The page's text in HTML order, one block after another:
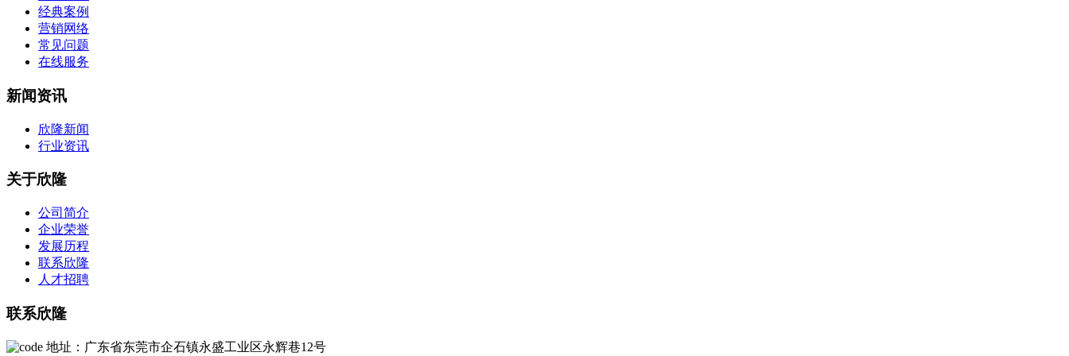
经典案例
营销网络
常见问题
在线服务
新闻资讯
欣隆新闻
行业资讯
关于欣隆
公司简介
企业荣誉
发展历程
联系欣隆
人才招聘
联系欣隆
地址：广东省东莞市企石镇永盛工业区永辉巷12号